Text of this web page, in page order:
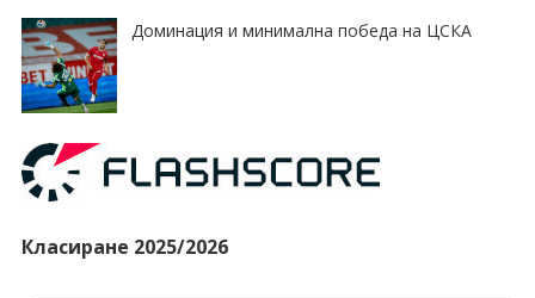
Доминация и минимална победа на ЦСКА
Класиране 2025/2026